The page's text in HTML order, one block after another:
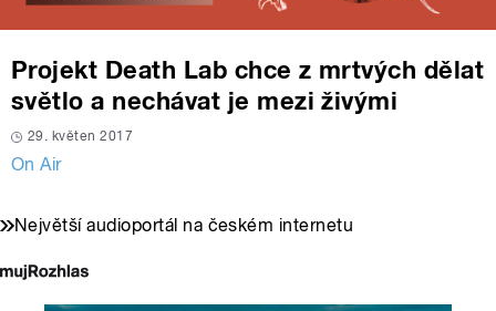
Projekt Death Lab chce z mrtvých dělat
světlo a nechávat je mezi živými
29. květen 2017
On Air
Největší audioportál na českém internetu